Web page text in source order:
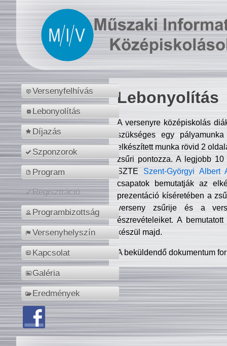
Versenyfelhívás
Lebonyolítás
Díjazás
Szponzorok
Program
Regisztráció
Programbizottság
Versenyhelyszín
Kapcsolat
Galéria
Eredmények
Lebonyolítás
A versenyre középiskolás
szükséges egy
elkészített munka rövid 2
zsűri pontozza. A legjobb
SZTE Szent-Györgyi Albert
csapatok bemutatják az
prezentáció kíséretében a
verseny zsűrije és a
észrevételeiket. A
készül majd.
A beküldendő dokumentum